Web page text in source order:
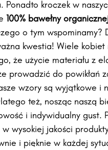
Ponadto kroczek w
100% bawełny
o tym wspominamy?
kwestia! Wiele kobiet
że użycie materiału z
prowadzić do powikłań
wzory są wyjątkowe i
też, nosząc naszą
i indywidualny gust.
wysokiej jakości
i pięknie w każdej